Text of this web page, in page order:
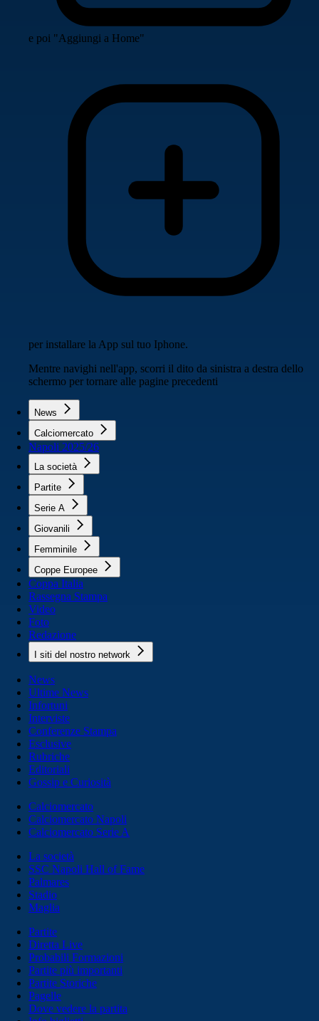
e poi "Aggiungi a Home"
per installare la App sul tuo Iphone.
Mentre navighi nell'app, scorri il dito da sinistra a destra dello
schermo per tornare alle pagine precedenti
News
Calciomercato
Napoli 2025/26
La società
Partite
Serie A
Giovanili
Femminile
Coppe Europee
Coppa Italia
Rassegna Stampa
Video
Foto
Redazione
I siti del nostro network
News
Ultime News
Infortuni
Interviste
Conferenze Stampa
Esclusive
Rubriche
Editoriali
Gossip e Curiosità
Calciomercato
Calciomercato Napoli
Calciomercato Serie A
La società
SSC Napoli Hall of Fame
Palmares
Stadio
Maglia
Partite
Diretta Live
Probabili Formazioni
Partite più importanti
Partite Storiche
Pagelle
Dove vedere la partita